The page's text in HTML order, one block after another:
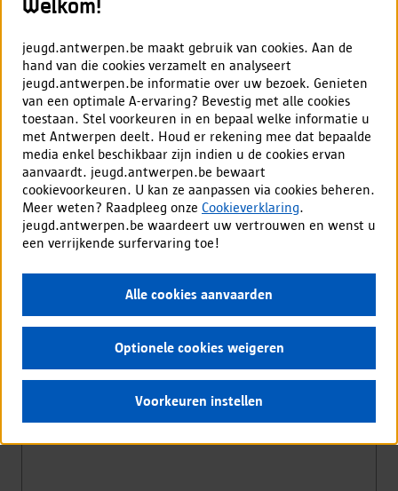
Vrijetijdscentrum De Schelde
De Keyserhoeve 66
2040 Berendrecht-Zandvliet-Lillo
Inschrijven
Meer lezen
Welkom!
jeugd.antwerpen.be maakt gebruik van cookies. Aan de
hand van die cookies verzamelt en analyseert
jeugd.antwerpen.be informatie over uw bezoek. Genieten
van een optimale A-ervaring? Bevestig met alle cookies
toestaan. Stel voorkeuren in en bepaal welke informatie u
met Antwerpen deelt. Houd er rekening mee dat bepaalde
media enkel beschikbaar zijn indien u de cookies ervan
aanvaardt. jeugd.antwerpen.be bewaart
cookievoorkeuren. U kan ze aanpassen via cookies beheren.
Meer weten? Raadpleeg onze Cookieverklaring.
jeugd.antwerpen.be waardeert uw vertrouwen en wenst u
een verrijkende surfervaring toe!
Alle cookies aanvaarden
Optionele cookies weigeren
Voorkeuren instellen